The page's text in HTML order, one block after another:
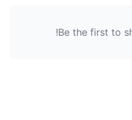
Be the first to